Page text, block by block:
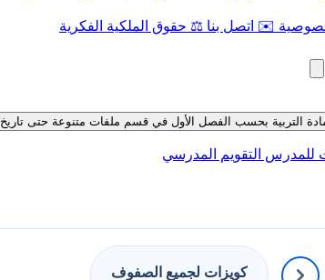
✉️ اتصل بنا ⚖️ حقوق الملكية الفكرية
بحسب الفصل الأول في قسم ملفات متنوعة حتى تاريخ 07-08-2026
للمدرس التقويم المدرسي
كويزات لجميع الصفوف